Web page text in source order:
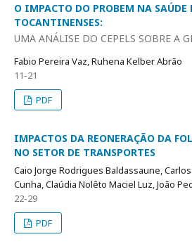
O IMPACTO DO PROBEM NA SAÚDE
TOCANTINENSES:
UMA ANÁLISE DO CEPELS SOBRE A
Fabio Pereira Vaz, Ruhena Kelber Abrão
11-21
PDF
IMPACTOS DA REONERAÇÃO DA
NO SETOR DE TRANSPORTES
Caio Jorge Rodrigues Baldassaune,
Cunha, Claúdia Nolêto Maciel Luz, João
22-29
PDF